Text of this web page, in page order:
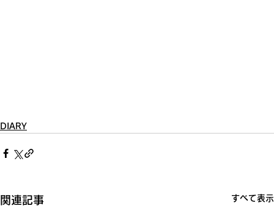
DIARY
関連記事 すべて表示